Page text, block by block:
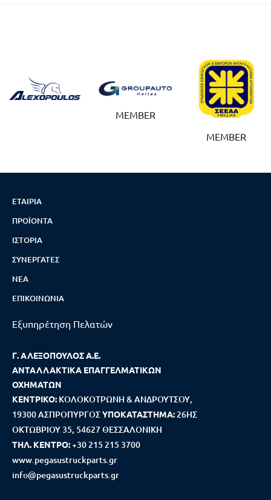
MEMBER
MEMBER
ΕΤΑΙΡΊΑ
ΠΡΟΪΌΝΤΑ
ΙΣΤΟΡΊΑ
ΣΥΝΕΡΓΆΤΕΣ
ΝΈΑ
ΕΠΙΚΟΙΝΩΝΊΑ
Εξυπηρέτηση Πελατών
Γ. ΑΛΕΞΟΠΟΥΛΟΣ Α.Ε.
ΑΝΤΑΛΛΑΚΤΙΚΑ ΕΠΑΓΓΕΛΜΑΤΙΚΩΝ
ΟΧΗΜΑΤΩΝ
ΚΕΝΤΡΙΚΟ: ΚΟΛΟΚΟΤΡΩΝΗ & ΑΝΔΡΟΥΤΣΟΥ,
19300 ΑΣΠΡΟΠΥΡΓΟΣΥΠΟΚΑΤΑΣΤΗΜΑ: 26ΗΣ
ΟΚΤΩΒΡΙΟΥ 35, 54627 ΘΕΣΣΑΛΟΝΙΚΗ
ΤΗΛ. ΚΕΝΤΡΟ:+30 215 215 3700
www.pegasustruckparts.gr
info@pegasustruckparts.gr